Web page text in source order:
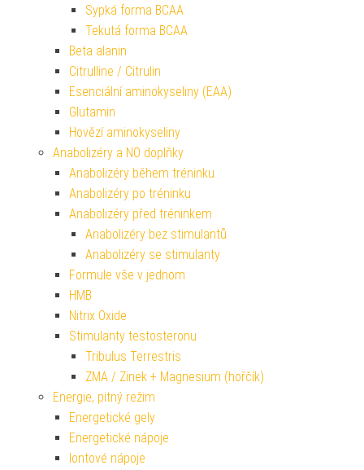
Sypká forma BCAA
Tekutá forma BCAA
Beta alanin
Citrulline / Citrulin
Esenciální aminokyseliny (EAA)
Glutamin
Hovězí aminokyseliny
Anabolizéry a NO doplňky
Anabolizéry během tréninku
Anabolizéry po tréninku
Anabolizéry před tréninkem
Anabolizéry bez stimulantů
Anabolizéry se stimulanty
Formule vše v jednom
HMB
Nitrix Oxide
Stimulanty testosteronu
Tribulus Terrestris
ZMA / Zinek + Magnesium (hořčík)
Energie, pitný režim
Energetické gely
Energetické nápoje
Iontové nápoje